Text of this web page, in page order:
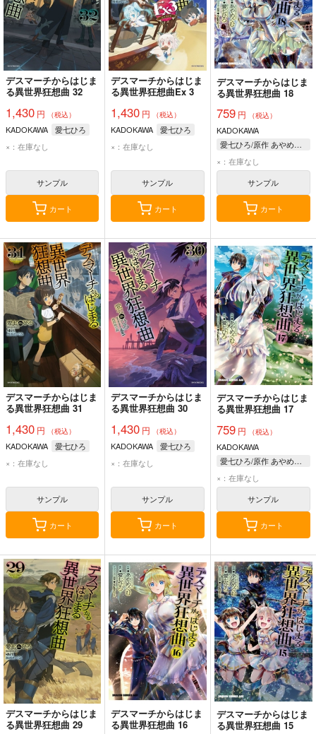
デスマーチからはじま
る異世界狂想曲 32
1,430 円 （税込）
KADOKAWA
愛七ひろ
×：在庫なし
サンプル
カート
デスマーチからはじま
る異世界狂想曲Ex 3
1,430 円 （税込）
KADOKAWA
愛七ひろ
×：在庫なし
サンプル
カート
デスマーチからはじま
る異世界狂想曲 18
759円 （税込）
KADOKAWA
愛七ひろ/原作 あやめぐむ/作画 shri/キャラクター原案
×：在庫なし
サンプル
カート
デスマーチからはじま
る異世界狂想曲 31
1,430 円 （税込）
KADOKAWA
愛七ひろ
×：在庫なし
サンプル
カート
デスマーチからはじま
る異世界狂想曲 30
1,430 円 （税込）
KADOKAWA
愛七ひろ
×：在庫なし
サンプル
カート
デスマーチからはじま
る異世界狂想曲 17
759円 （税込）
KADOKAWA
愛七ひろ/原作 あやめぐむ/作画 shri/キャラクター原案
×：在庫なし
サンプル
カート
デスマーチからはじま
る異世界狂想曲 29
デスマーチからはじま
る異世界狂想曲 16
デスマーチからはじま
る異世界狂想曲 15